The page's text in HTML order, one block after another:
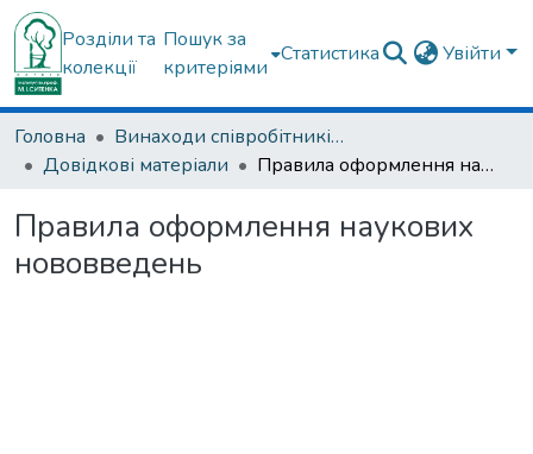
Розділи та
колекції
Пошук за
критеріями
Статистика Увійти
Головна
Винаходи співробітників ДУ "ІПХС ім. проф. М.І. Ситенка"
Довідкові матеріали
Правила оформлення наукових нововведень
Правила оформлення наукових
нововведень